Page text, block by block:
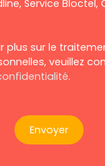
Service Bloctel,
plus sur le
veuillez
.
Envoyer